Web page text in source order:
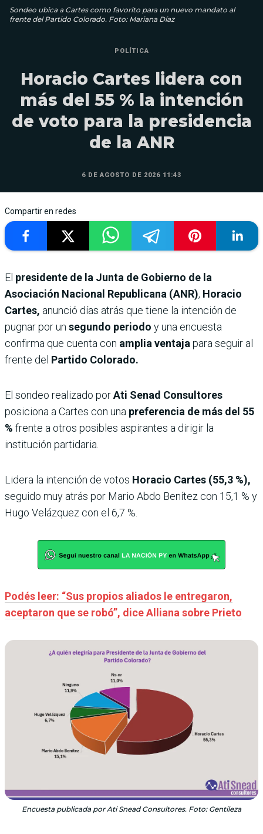
Sondeo ubica a Cartes como favorito para un nuevo mandato al
frente del Partido Colorado. Foto: Mariana Díaz
POLÍTICA
Horacio Cartes lidera con
más del 55 % la intención
de voto para la presidencia
de la ANR
6 DE AGOSTO DE 2026 11:43
Compartir en redes
El presidente de la Junta de Gobierno de la
Asociación Nacional Republicana (ANR), Horacio
Cartes, anunció días atrás que tiene la intención de
pugnar por un segundo periodo y una encuesta
confirma que cuenta con amplia ventaja para seguir al
frente del Partido Colorado.
El sondeo realizado porAti Senad Consultores
posiciona a Cartes con una preferencia de más del 55
% frente a otros posibles aspirantes a dirigir la
institución partidaria.
Lidera la intención de votos Horacio Cartes (55,3 %),
seguido muy atrás por Mario Abdo Benítez con 15,1 % y
Hugo Velázquez con el 6,7 %.
Podés leer: “Sus propios aliados le entregaron,
aceptaron que se robó”, dice Alliana sobre Prieto
Encuesta publicada por Ati Snead Consultores. Foto: Gentileza